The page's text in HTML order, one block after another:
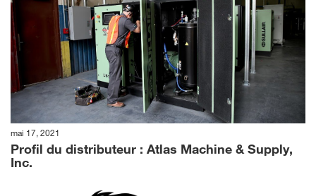
mai 17, 2021
Profil du distributeur : Atlas Machine & Supply,
Inc.